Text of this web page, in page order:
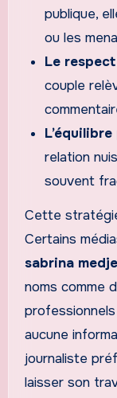
publique,
ou les
Le
couple
relation
souvent
Cette
Certains
sabrina
noms comme
aucune
journaliste
laisser son